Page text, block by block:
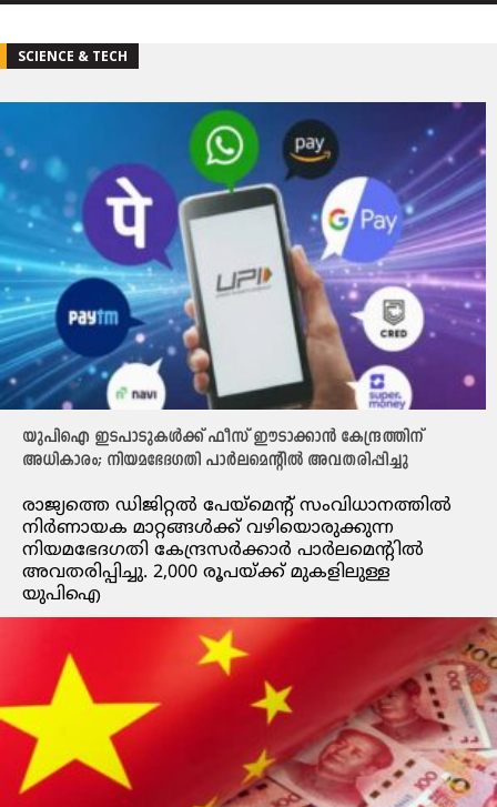
SCIENCE & TECH
യുപിഐ ഇടപാടുകൾക്ക് ഫീസ് ഈടാക്കാൻ കേന്ദ്രത്തിന്
അധികാരം; നിയമഭേദഗതി പാർലമെന്റിൽ അവതരിപ്പിച്ചു
രാജ്യത്തെ ഡിജിറ്റൽ പേയ്മെന്റ് സംവിധാനത്തിൽ
നിർണായക മാറ്റങ്ങൾക്ക് വഴിയൊരുക്കുന്ന
നിയമഭേദഗതി കേന്ദ്രസർക്കാർ പാർലമെന്റിൽ
അവതരിപ്പിച്ചു. 2,000 രൂപയ്ക്ക് മുകളിലുള്ള
യുപിഐ